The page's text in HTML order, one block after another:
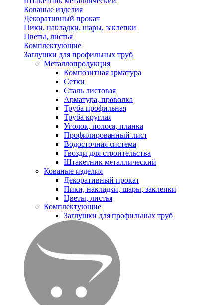
Кованые изделия
Декоративный прокат
Пики, накладки, шары, заклепки
Цветы, листья
Комплектующие
Заглушки для профильных труб
Металлопродукция
Композитная арматура
Сетки
Сталь листовая
Арматура, проволка
Труба профильная
Труба круглая
Уголок, полоса, планка
Профилированный лист
Водосточная система
Гвозди для строительства
Штакетник металлический
Кованые изделия
Декоративный прокат
Пики, накладки, шары, заклепки
Цветы, листья
Комплектующие
Заглушки для профильных труб